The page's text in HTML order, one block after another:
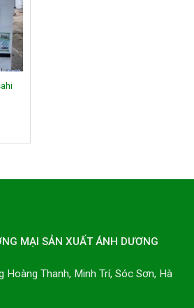
MẠI SẢN XUẤT ÁNH DƯƠNG
Hoàng Thanh, Minh Trí, Sóc Sơn, Hà